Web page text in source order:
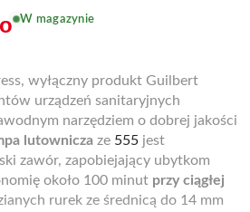
W magazynie
wyłączny produkt Guilbert
urządzeń sanitaryjnych
narzędziem o dobrej jakości
lutownicza ze 555 jest
zawór, zapobiejający ubytkom
około 100 minut przy ciągłej
rurek ze średnicą do 14 mm